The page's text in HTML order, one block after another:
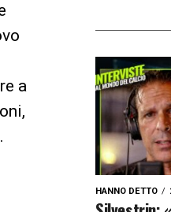
a
HANNO DETTO